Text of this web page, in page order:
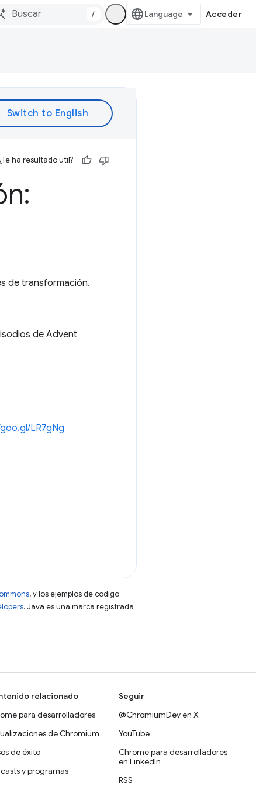
/ Acceder
¿Te ha resultado útil?
de transformación.
de Advent
LR7gNg
, y los ejemplos de código
. Java es una marca registrada
relacionado
para desarrolladores
de Chromium
de éxito
y programas
Seguir
@ChromiumDev en X
YouTube
Chrome para desarrolladores
en LinkedIn
RSS